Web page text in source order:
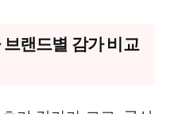
랜드별 감가 비교